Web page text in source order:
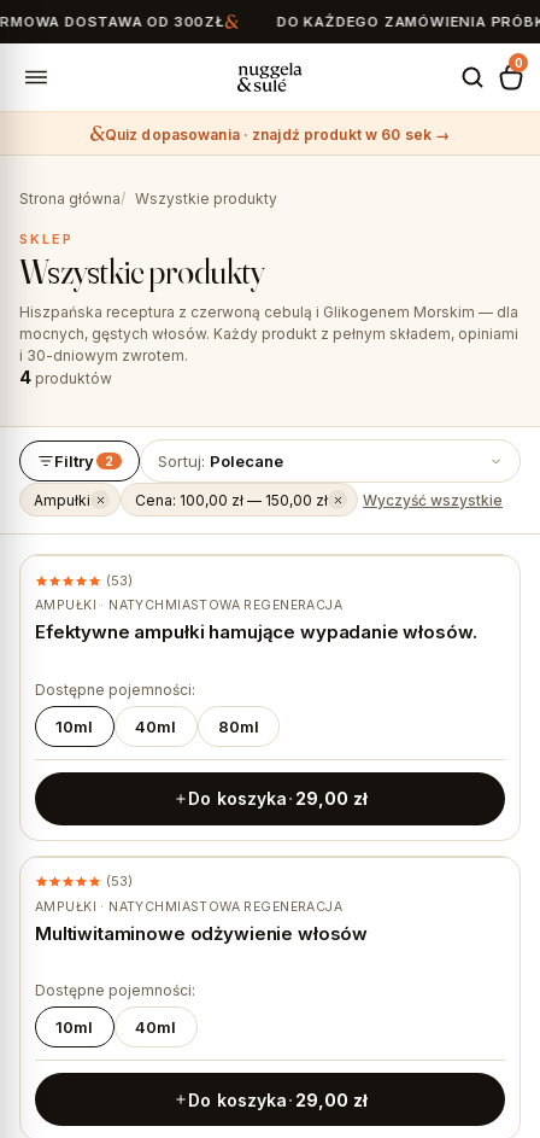
DOSTAWA OD 300ZŁ DO KAŻDEGO ZAMÓWIENIA
0
Quiz dopasowania · znajdź produkt w 60 sek →
Strona główna Wszystkie produkty
SKLEP
Wszystkie produkty
Hiszpańska receptura z czerwoną cebulą i Glikogenem Morskim — dla
mocnych, gęstych włosów. Każdy produkt z pełnym składem, opiniami
i 30-dniowym zwrotem.
4 produktów
Filtry 2
Ampułki Cena: 100,00 zł — 150,00 zł Wyczyść wszystkie
Sortuj: Polecane
AMPUŁKI · NATYCHMIASTOWA REGENERACJA
Efektywne ampułki hamujące wypadanie włosów.
(53)
Dostępne pojemności:
10ml 40ml 80ml
Do koszyka 29,00 zł
AMPUŁKI · NATYCHMIASTOWA REGENERACJA
Multiwitaminowe odżywienie włosów
(53)
Dostępne pojemności:
10ml 40ml
Do koszyka 29,00 zł